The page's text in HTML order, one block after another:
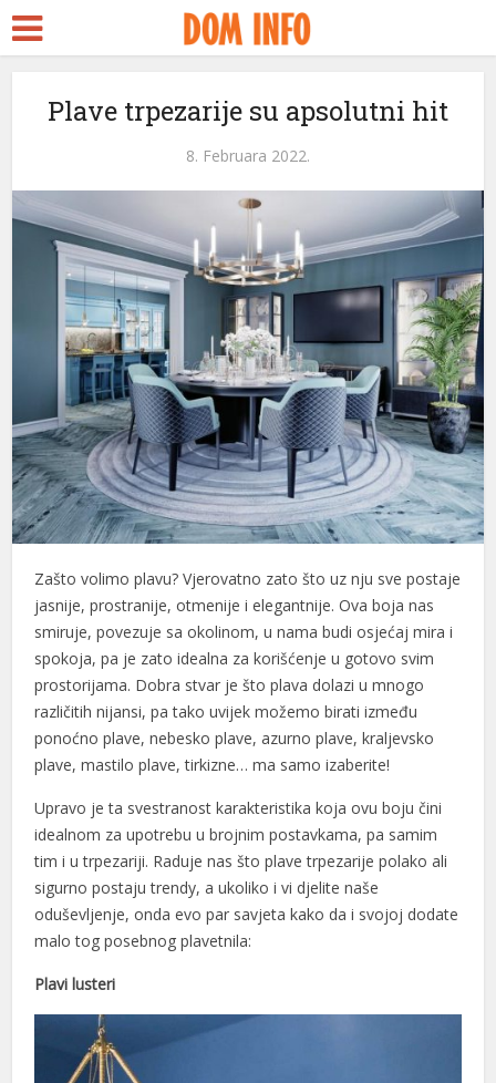
Plave trpezarije su apsolutni hit
8. Februara 2022.
Zašto volimo plavu? Vjerovatno zato što uz nju sve postaje
jasnije, prostranije, otmenije i elegantnije. Ova boja nas
smiruje, povezuje sa okolinom, u nama budi osjećaj mira i
spokoja, pa je zato idealna za korišćenje u gotovo svim
prostorijama. Dobra stvar je što plava dolazi u mnogo
različitih nijansi, pa tako uvijek možemo birati između
ponoćno plave, nebesko plave, azurno plave, kraljevsko
plave, mastilo plave, tirkizne… ma samo izaberite!
Upravo je ta svestranost karakteristika koja ovu boju čini
idealnom za upotrebu u brojnim postavkama, pa samim
tim i u trpezariji. Raduje nas što plave trpezarije polako ali
sigurno postaju trendy, a ukoliko i vi djelite naše
oduševljenje, onda evo par savjeta kako da i svojoj dodate
malo tog posebnog plavetnila:
Plavi lusteri